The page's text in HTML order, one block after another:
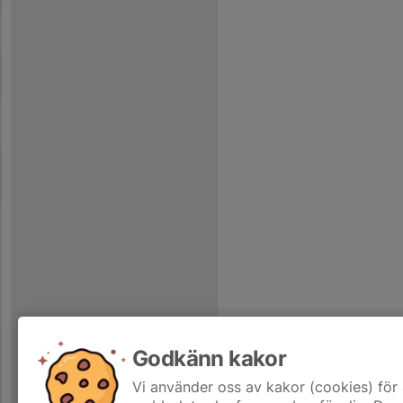
Godkänn kakor
Vi använder oss av kakor (cookies)